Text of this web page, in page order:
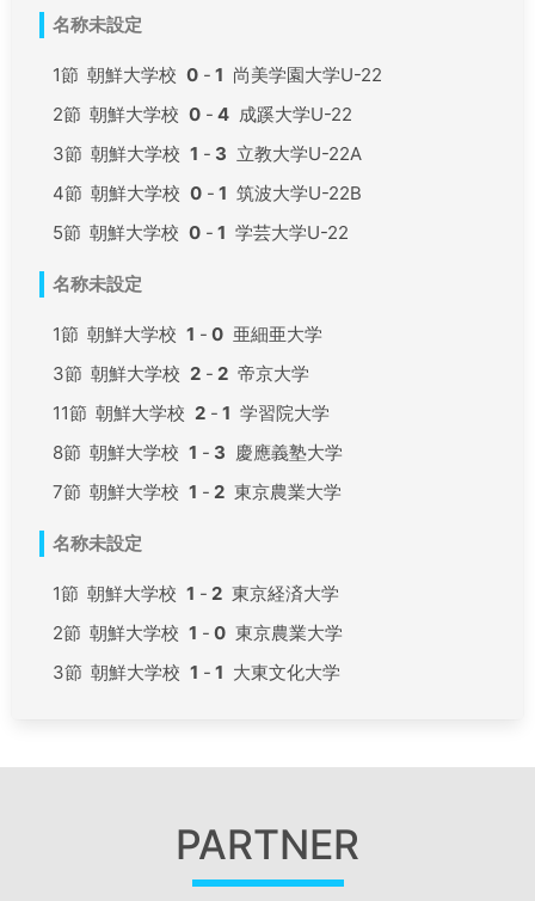
名称未設定
1節 朝鮮大学校 0 - 1 尚美学園大学U-22
2節 朝鮮大学校 0 - 4 成蹊大学U-22
3節 朝鮮大学校 1 - 3 立教大学U-22A
4節 朝鮮大学校 0 - 1 筑波大学U-22B
5節 朝鮮大学校 0 - 1 学芸大学U-22
名称未設定
1節 朝鮮大学校 1 - 0 亜細亜大学
3節 朝鮮大学校 2 - 2 帝京大学
11節 朝鮮大学校 2 - 1 学習院大学
8節 朝鮮大学校 1 - 3 慶應義塾大学
7節 朝鮮大学校 1 - 2 東京農業大学
名称未設定
1節 朝鮮大学校 1 - 2 東京経済大学
2節 朝鮮大学校 1 - 0 東京農業大学
3節 朝鮮大学校 1 - 1 大東文化大学
PARTNER